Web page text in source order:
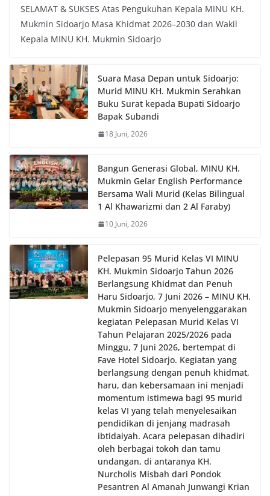
SELAMAT & SUKSES Atas Pengukuhan Kepala MINU KH.
Mukmin Sidoarjo Masa Khidmat 2026–2030 dan Wakil
Kepala MINU KH. Mukmin Sidoarjo
Suara Masa Depan untuk Sidoarjo:
Murid MINU KH. Mukmin Serahkan
Buku Surat kepada Bupati Sidoarjo
Bapak Subandi
18 Juni, 2026
Bangun Generasi Global, MINU KH.
Mukmin Gelar English Performance
Bersama Wali Murid (Kelas Bilingual
1 Al Khawarizmi dan 2 Al Faraby)
10 Juni, 2026
Pelepasan 95 Murid Kelas VI MINU
KH. Mukmin Sidoarjo Tahun 2026
Berlangsung Khidmat dan Penuh
Haru Sidoarjo, 7 Juni 2026 – MINU KH.
Mukmin Sidoarjo menyelenggarakan
kegiatan Pelepasan Murid Kelas VI
Tahun Pelajaran 2025/2026 pada
Minggu, 7 Juni 2026, bertempat di
Fave Hotel Sidoarjo. Kegiatan yang
berlangsung dengan penuh khidmat,
haru, dan kebersamaan ini menjadi
momentum istimewa bagi 95 murid
kelas VI yang telah menyelesaikan
pendidikan di jenjang madrasah
ibtidaiyah. Acara pelepasan dihadiri
oleh berbagai tokoh dan tamu
undangan, di antaranya KH.
Nurcholis Misbah dari Pondok
Pesantren Al Amanah Junwangi Krian